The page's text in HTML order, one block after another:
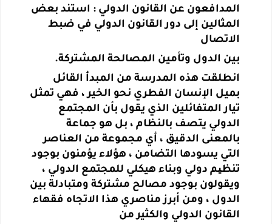
المدافعون عن القانون الدولي : استند بعض
المثالين إلى دور القانون الدولي في ضبط
الاتصال
بين الدول وتأمين المصالحة المشتركة.
انطلقت هذه المدرسة من المبدأ القائل
بميل الإنسان الفطري نحو الخير ، فهي تمثل
تيار المتفائلين الذي يقول بأن المجتمع
الدولي يتصف بالنظام ، بل هو جماعة
بالمعنى الدقيق ، أي مجموعة من العناصر
التي يسودها التضامن ، هؤلاء يؤمنون بوجود
تنظیم دولي وبناء هيكلي للمجتمع الدولي ،
ويقولون بوجود مصالح مشتركة ومتبادلة بين
الدول ، ومن أبرز مناصري هذا الاتجاه فقهاء
القانون الدولي والكثير من